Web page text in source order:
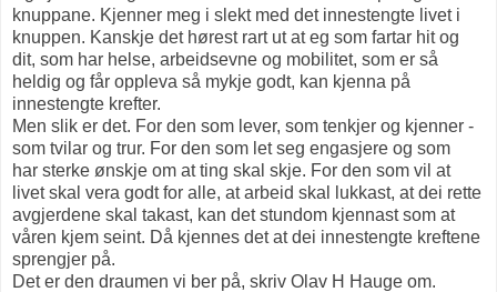
knuppane. Kjenner meg i slekt med det innestengte livet i
knuppen. Kanskje det hørest rart ut at eg som fartar hit og
dit, som har helse, arbeidsevne og mobilitet, som er så
heldig og får oppleva så mykje godt, kan kjenna på
innestengte krefter.
Men slik er det. For den som lever, som tenkjer og kjenner -
som tvilar og trur. For den som let seg engasjere og som
har sterke ønskje om at ting skal skje. For den som vil at
livet skal vera godt for alle, at arbeid skal lukkast, at dei rette
avgjerdene skal takast, kan det stundom kjennast som at
våren kjem seint. Då kjennes det at dei innestengte kreftene
sprengjer på.
Det er den draumen vi ber på, skriv Olav H Hauge om.